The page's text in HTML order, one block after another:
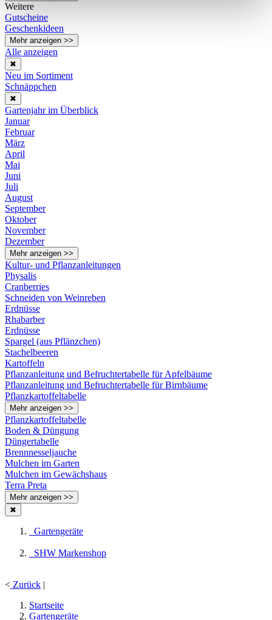
Weitere
Gutscheine
Geschenkideen
Mehr anzeigen >>
Alle anzeigen
✖
Neu im Sortiment
Schnäppchen
✖
Gartenjahr im Überblick
Januar
Februar
März
April
Mai
Juni
Juli
August
September
Oktober
November
Dezember
Mehr anzeigen >>
Kultur- und Pflanzanleitungen
Physalis
Cranberries
Schneiden von Weinreben
Erdnüsse
Rhabarber
Erdnüsse
Spargel (aus Pflänzchen)
Stachelbeeren
Kartoffeln
Pflanzanleitung und Befruchtertabelle für Apfelbäume
Pflanzanleitung und Befruchtertabelle für Birnbäume
Pflanzkartoffeltabelle
Mehr anzeigen >>
Pflanzkartoffeltabelle
Boden & Düngung
Düngertabelle
Brennnesseljauche
Mulchen im Garten
Mulchen im Gewächshaus
Terra Preta
Mehr anzeigen >>
✖
Gartengeräte
SHW Markenshop
< Zurück |
Startseite
Gartengeräte